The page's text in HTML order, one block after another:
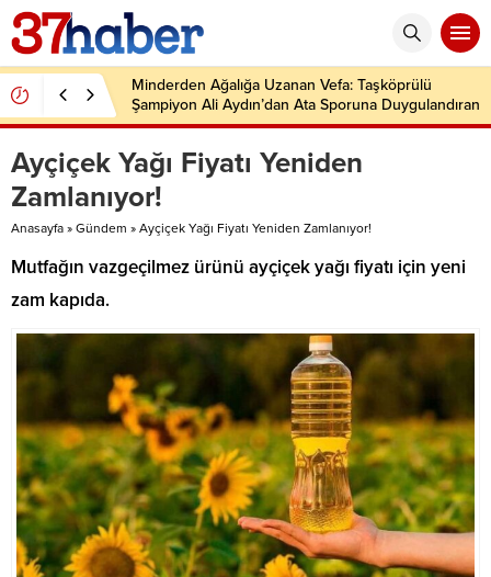
Minderden Ağalığa Uzanan Vefa: Taşköprülü
Şampiyon Ali Aydın’dan Ata Sporuna Duygulandıran
Dönüş
Ayçiçek Yağı Fiyatı Yeniden
Zamlanıyor!
Anasayfa » Gündem » Ayçiçek Yağı Fiyatı Yeniden Zamlanıyor!
Mutfağın vazgeçilmez ürünü ayçiçek yağı fiyatı için yeni
zam kapıda.